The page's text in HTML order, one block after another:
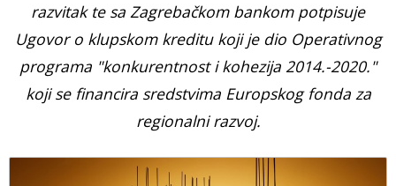
razvitak te sa Zagrebačkom bankom potpisuje
Ugovor o klupskom kreditu koji je dio Operativnog
programa "konkurentnost i kohezija 2014.-2020."
koji se financira sredstvima Europskog fonda za
regionalni razvoj.